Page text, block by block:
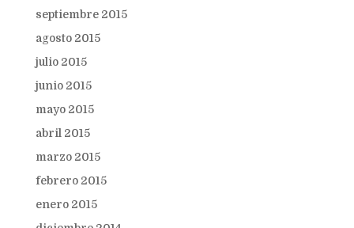
septiembre 2015
agosto 2015
julio 2015
junio 2015
mayo 2015
abril 2015
marzo 2015
febrero 2015
enero 2015